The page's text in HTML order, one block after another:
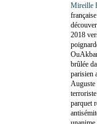
Mireille
2018
brûlée
parisien
Auguste
parquet